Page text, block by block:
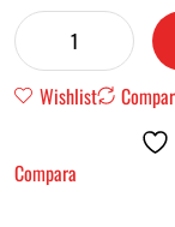
Wishlist
Compara